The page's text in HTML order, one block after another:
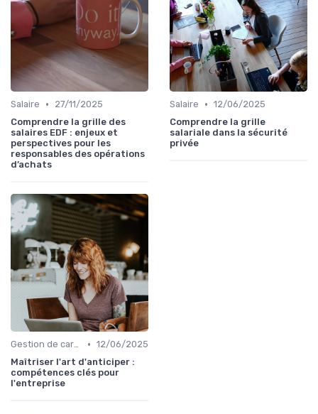
Salaire •
27/11/2025
Comprendre la grille des
salaires EDF : enjeux et
perspectives pour les
responsables des opérations
d’achats
Salaire • 12/06/2025
Comprendre la grille
salariale dans la sécurité
privée
Gestion de carrière • 12/06/2025
Maîtriser l'art d'anticiper :
compétences clés pour
l'entreprise